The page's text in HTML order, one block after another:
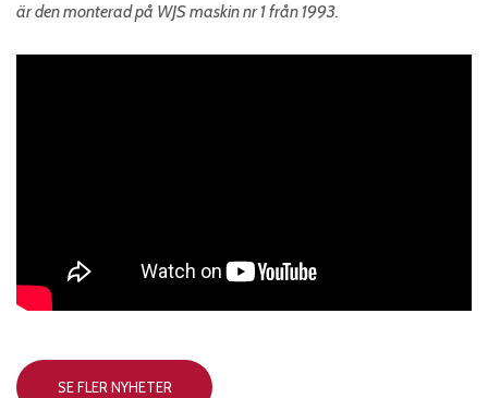
är den monterad på WJS maskin nr 1 från 1993.
SE FLER NYHETER